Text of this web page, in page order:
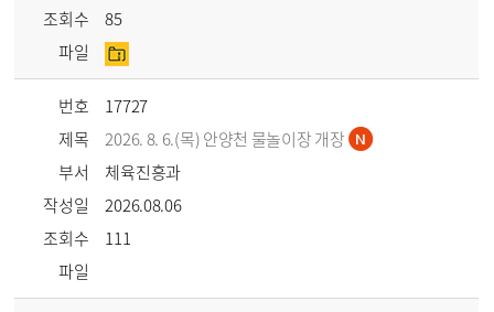
조회수
85
파일
번호
17727
제목
2026. 8. 6.(목) 안양천 물놀이장 개장
부서
체육진흥과
작성일
2026.08.06
조회수
111
파일